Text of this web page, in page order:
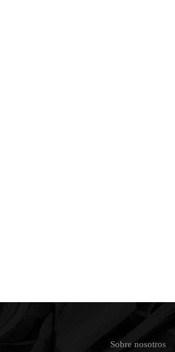
Sobre nosotros